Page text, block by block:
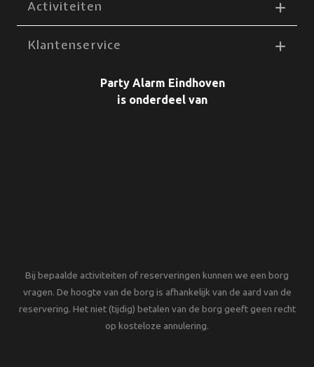
Activiteiten
Klantenservice
Party Alarm Eindhoven
is onderdeel van
Bij bepaalde activiteiten of reserveringen kunnen we een borg
vragen. De hoogte van de borg is afhankelijk van de aard van de
reservering. Het niet (tijdig) betalen van de borg geeft geen recht
op kosteloze annulering.